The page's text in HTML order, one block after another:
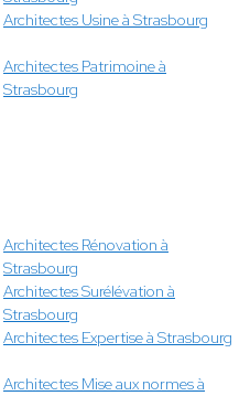
Architectes Usine à Strasbourg
Architectes Patrimoine à
Strasbourg
Architectes Rénovation à
Strasbourg
Architectes Surélévation à
Strasbourg
Architectes Expertise à Strasbourg
Architectes Mise aux normes à